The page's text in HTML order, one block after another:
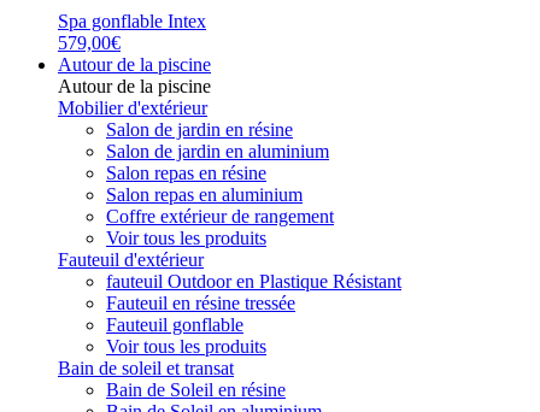
Spa gonflable Intex
579,00€
Autour de la piscine
Autour de la piscine
Mobilier d'extérieur
Salon de jardin en résine
Salon de jardin en aluminium
Salon repas en résine
Salon repas en aluminium
Coffre extérieur de rangement
Voir tous les produits
Fauteuil d'extérieur
fauteuil Outdoor en Plastique Résistant
Fauteuil en résine tressée
Fauteuil gonflable
Voir tous les produits
Bain de soleil et transat
Bain de Soleil en résine